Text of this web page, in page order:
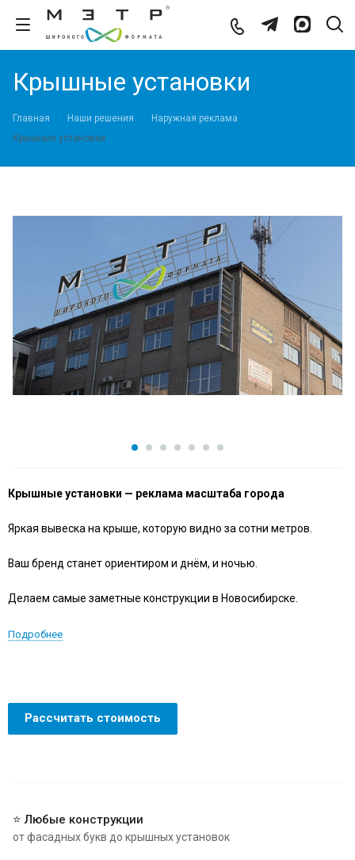
Крышные установки
Главная Наши решения
Наружная реклама
Крышные установки
Крышные установки — реклама масштаба города
Яркая вывеска на крыше, которую видно за сотни метров.
Ваш бренд станет ориентиром и днём, и ночью.
Делаем самые заметные конструкции в Новосибирске.
Подробнее
Рассчитать стоимость
⭐ Любые конструкции
от фасадных букв до крышных установок